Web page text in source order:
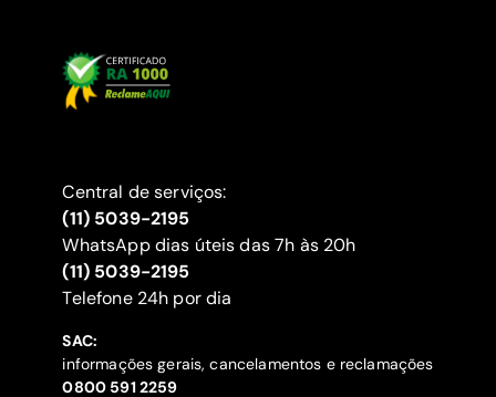
Central de serviços:
(11) 5039-2195
WhatsApp dias úteis das 7h às 20h
(11) 5039-2195
‍Telefone 24h por dia
SAC:
informações gerais, cancelamentos e reclamações
‍0800 591 2259